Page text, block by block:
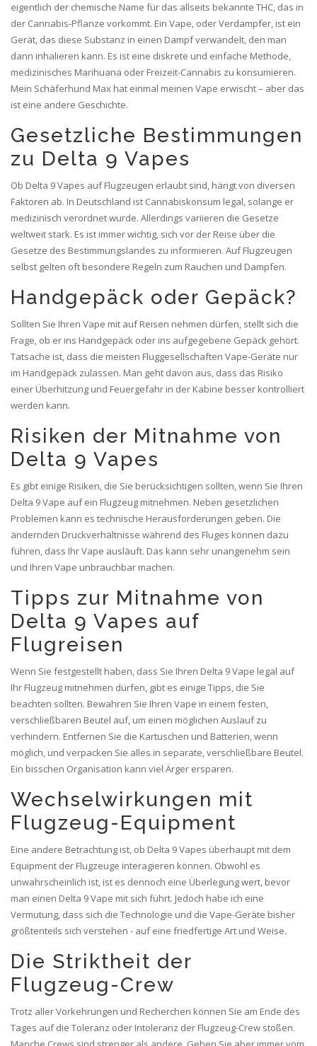
eigentlich der chemische Name für das allseits bekannte THC, das in
der Cannabis-Pflanze vorkommt. Ein Vape, oder Verdampfer, ist ein
Gerät, das diese Substanz in einen Dampf verwandelt, den man
dann inhalieren kann. Es ist eine diskrete und einfache Methode,
medizinisches Marihuana oder Freizeit-Cannabis zu konsumieren.
Mein Schäferhund Max hat einmal meinen Vape erwischt – aber das
ist eine andere Geschichte.
Gesetzliche Bestimmungen
zu Delta 9 Vapes
Ob Delta 9 Vapes auf Flugzeugen erlaubt sind, hängt von diversen
Faktoren ab. In Deutschland ist Cannabiskonsum legal, solange er
medizinisch verordnet wurde. Allerdings variieren die Gesetze
weltweit stark. Es ist immer wichtig, sich vor der Reise über die
Gesetze des Bestimmungslandes zu informieren. Auf Flugzeugen
selbst gelten oft besondere Regeln zum Rauchen und Dampfen.
Handgepäck oder Gepäck?
Sollten Sie Ihren Vape mit auf Reisen nehmen dürfen, stellt sich die
Frage, ob er ins Handgepäck oder ins aufgegebene Gepäck gehört.
Tatsache ist, dass die meisten Fluggesellschaften Vape-Geräte nur
im Handgepäck zulassen. Man geht davon aus, dass das Risiko
einer Überhitzung und Feuergefahr in der Kabine besser kontrolliert
werden kann.
Risiken der Mitnahme von
Delta 9 Vapes
Es gibt einige Risiken, die Sie berücksichtigen sollten, wenn Sie Ihren
Delta 9 Vape auf ein Flugzeug mitnehmen. Neben gesetzlichen
Problemen kann es technische Herausforderungen geben. Die
ändernden Druckverhältnisse während des Fluges können dazu
führen, dass Ihr Vape ausläuft. Das kann sehr unangenehm sein
und Ihren Vape unbrauchbar machen.
Tipps zur Mitnahme von
Delta 9 Vapes auf
Flugreisen
Wenn Sie festgestellt haben, dass Sie Ihren Delta 9 Vape legal auf
Ihr Flugzeug mitnehmen dürfen, gibt es einige Tipps, die Sie
beachten sollten. Bewahren Sie Ihren Vape in einem festen,
verschließbaren Beutel auf, um einen möglichen Auslauf zu
verhindern. Entfernen Sie die Kartuschen und Batterien, wenn
möglich, und verpacken Sie alles in separate, verschließbare Beutel.
Ein bisschen Organisation kann viel Ärger ersparen.
Wechselwirkungen mit
Flugzeug-Equipment
Eine andere Betrachtung ist, ob Delta 9 Vapes überhaupt mit dem
Equipment der Flugzeuge interagieren können. Obwohl es
unwahrscheinlich ist, ist es dennoch eine Überlegung wert, bevor
man einen Delta 9 Vape mit sich führt. Jedoch habe ich eine
Vermutung, dass sich die Technologie und die Vape-Geräte bisher
größtenteils sich verstehen - auf eine friedfertige Art und Weise.
Die Striktheit der
Flugzeug-Crew
Trotz aller Vorkehrungen und Recherchen können Sie am Ende des
Tages auf die Toleranz oder Intoleranz der Flugzeug-Crew stoßen.